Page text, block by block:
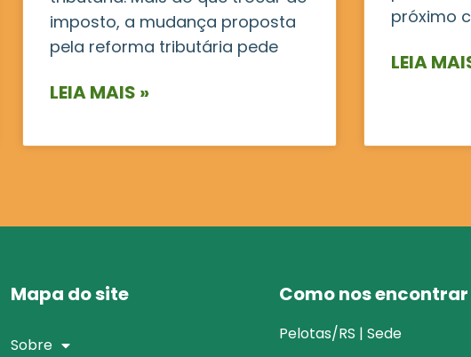
imposto, a mudança proposta
pela reforma tributária pede
LEIA MAIS »
próximo
LEIA
Mapa do site
Sobre
Como nos encontrar
Pelotas/RS | Sede